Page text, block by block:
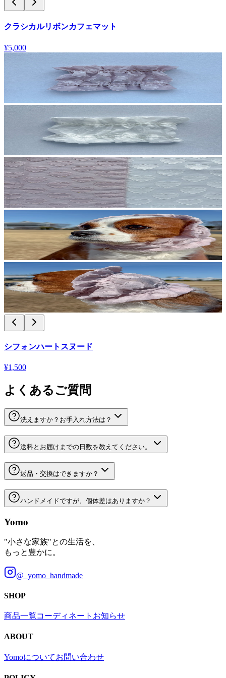
クラシカルリボンカフェマット
¥5,000
シフォンハートスヌード
¥1,500
よくあるご質問
洗えますか？お手入れ方法は？
送料とお届けまでの日数を教えてください。
返品・交換はできますか？
ハンドメイドですが、個体差はありますか？
Yomo
"小さな家族"との生活を、
もっと豊かに。
@_yomo_handmade
SHOP
商品一覧コーディネート お知らせ
ABOUT
Yomoについてお問い合わせ